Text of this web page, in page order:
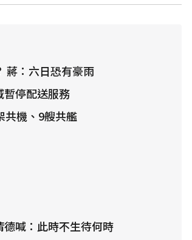
蔣：六日恐有豪雨
暫停配送服務
共機、9艘共艦
喊：此時不生待何時